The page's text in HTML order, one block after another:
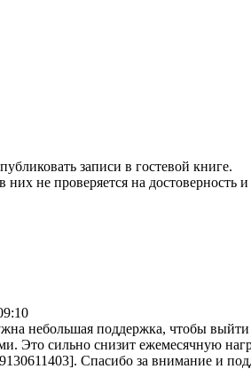
записи в гостевой книге.
не проверяется на достоверность и
небольшая поддержка, чтобы
Это сильно снизит ежемесячную
Спасибо за внимание и